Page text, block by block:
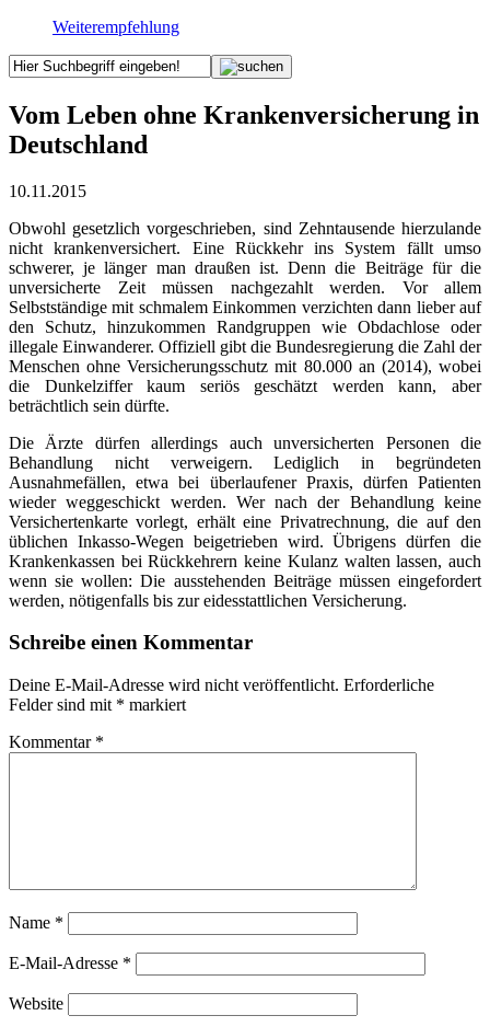
Weiterempfehlung
Vom Leben ohne Krankenversicherung in
Deutschland
10.11.2015
Obwohl gesetzlich vorgeschrieben, sind Zehntausende hierzulande
nicht krankenversichert. Eine Rückkehr ins System fällt umso
schwerer, je länger man draußen ist. Denn die Beiträge für die
unversicherte Zeit müssen nachgezahlt werden. Vor allem
Selbstständige mit schmalem Einkommen verzichten dann lieber auf
den Schutz, hinzukommen Randgruppen wie Obdachlose oder
illegale Einwanderer. Offiziell gibt die Bundesregierung die Zahl der
Menschen ohne Versicherungsschutz mit 80.000 an (2014), wobei
die Dunkelziffer kaum seriös geschätzt werden kann, aber
beträchtlich sein dürfte.
Die Ärzte dürfen allerdings auch unversicherten Personen die
Behandlung nicht verweigern. Lediglich in begründeten
Ausnahmefällen, etwa bei überlaufener Praxis, dürfen Patienten
wieder weggeschickt werden. Wer nach der Behandlung keine
Versichertenkarte vorlegt, erhält eine Privatrechnung, die auf den
üblichen Inkasso-Wegen beigetrieben wird. Übrigens dürfen die
Krankenkassen bei Rückkehrern keine Kulanz walten lassen, auch
wenn sie wollen: Die ausstehenden Beiträge müssen eingefordert
werden, nötigenfalls bis zur eidesstattlichen Versicherung.
Schreibe einen Kommentar
Deine E-Mail-Adresse wird nicht veröffentlicht. Erforderliche
Felder sind mit * markiert
Kommentar *
Name *
E-Mail-Adresse *
Website